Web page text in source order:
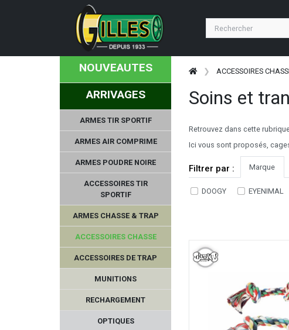
NOUVEAUTES
ARRIVAGES
ARMES TIR SPORTIF
ARMES AIR COMPRIME
ARMES POUDRE NOIRE
ACCESSOIRES TIR
SPORTIF
ARMES CHASSE & TRAP
ACCESSOIRES CHASSE
ACCESSOIRES DE TRAP
MUNITIONS
RECHARGEMENT
OPTIQUES
ACCESSOIRES
Soins et
Retrouvez dans cette
Ici vous sont proposés,
Filtrer par : Marque
DOOGY EYENIMAL